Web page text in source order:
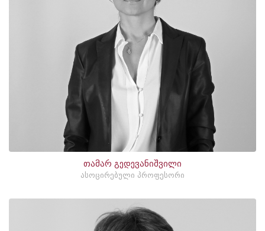
თამარ გედევანიშვილი
ასოცირებული პროფესორი